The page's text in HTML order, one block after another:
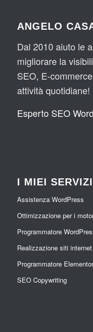
ANGELO
Dal 2010 aiuto le
migliorare la
SEO, E-
attività quotidiane!
Esperto SEO
I MIEI
Assistenza WordPress
Ottimizzazione per i
Programmatore
Realizzazione siti internet
Programmatore Elementor
SEO Copywriting